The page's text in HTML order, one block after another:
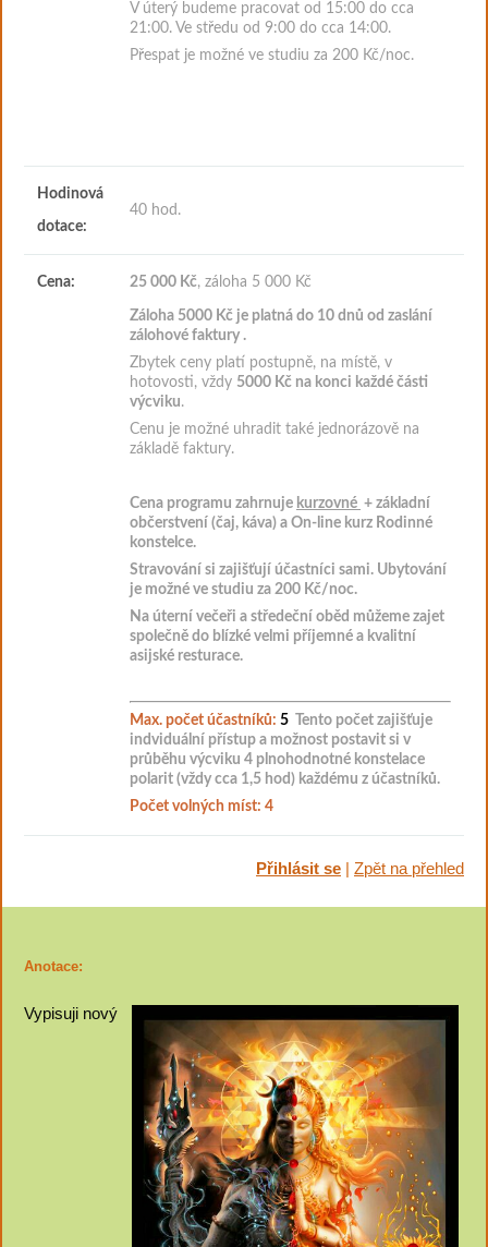
V úterý budeme pracovat od 15:00 do cca
21:00. Ve středu od 9:00 do cca 14:00.
Přespat je možné ve studiu za 200 Kč/noc.
Hodinová
dotace:
40 hod.
Cena: 25 000 Kč, záloha 5 000 Kč
Záloha 5000 Kč je platná do 10 dnů od zaslání
zálohové faktury .
Zbytek ceny platí postupně, na místě, v
hotovosti, vždy 5000 Kč na konci každé části
výcviku.
Cenu je možné uhradit také jednorázově na
základě faktury.
Cena programu zahrnuje kurzovné + základní
občerstvení (čaj, káva) a On-line kurz Rodinné
konstelce.
Stravování si zajišťují účastníci sami. Ubytování
je možné ve studiu za 200 Kč/noc.
Na úterní večeři a středeční oběd můžeme zajet
společně do blízké velmi příjemné a kvalitní
asijské resturace.
Max. počet účastníků: 5 Tento počet zajišťuje
indviduální přístup a možnost postavit si v
průběhu výcviku 4 plnohodnotné konstelace
polarit (vždy cca 1,5 hod) každému z účastníků.
Počet volných míst: 4
Přihlásit se | Zpět na přehled
Anotace:
Vypisuji nový